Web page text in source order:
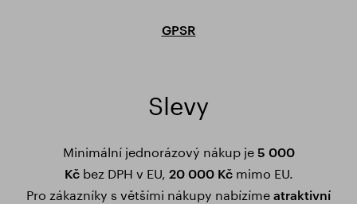
GPSR
Slevy
Minimální jednorázový nákup je 5 000
Kčbez DPH v EU, 20 000 Kčmimo EU.
Pro zákazníky s většími nákupy nabízíme atraktivní